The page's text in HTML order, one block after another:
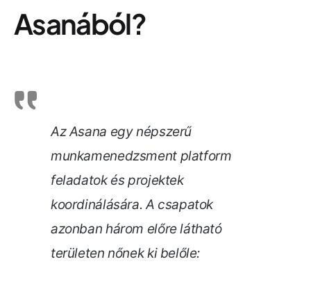
Asanából?
Az Asana egy népszerű
munkamenedzsment platform
feladatok és projektek
koordinálására. A csapatok
azonban három előre látható
területen nőnek ki belőle: